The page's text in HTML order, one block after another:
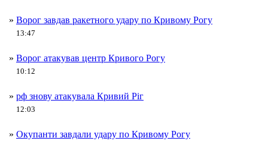
» Ворог завдав ракетного удару по Кривому Рогу
13:47
» Ворог атакував центр Кривого Рогу
10:12
» рф знову атакувала Кривий Ріг
12:03
» Окупанти завдали удару по Кривому Рогу